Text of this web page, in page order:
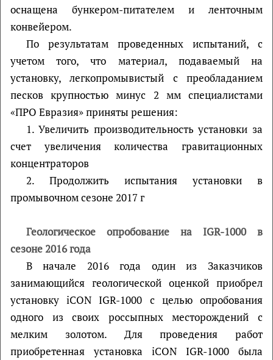
оснащена бункером-питателем и ленточным
конвейером.
По результатам проведенных испытаний, с
учетом того, что материал, подаваемый на
установку, легкопромывистый с преобладанием
песков крупностью минус 2 мм специалистами
«ПРО Евразия» приняты решения:
1. Увеличить производительность установки за
счет увеличения количества гравитационных
концентраторов
2. Продолжить испытания установки в
промывочном сезоне 2017 г
Геологическое опробование на IGR-1000 в
сезоне 2016 года
В начале 2016 года один из Заказчиков
занимающийся геологической оценкой приобрел
установку iCON IGR-1000 с целью опробования
одного из своих россыпных месторождений с
мелким золотом. Для проведения работ
приобретенная установка iCON IGR-1000 была